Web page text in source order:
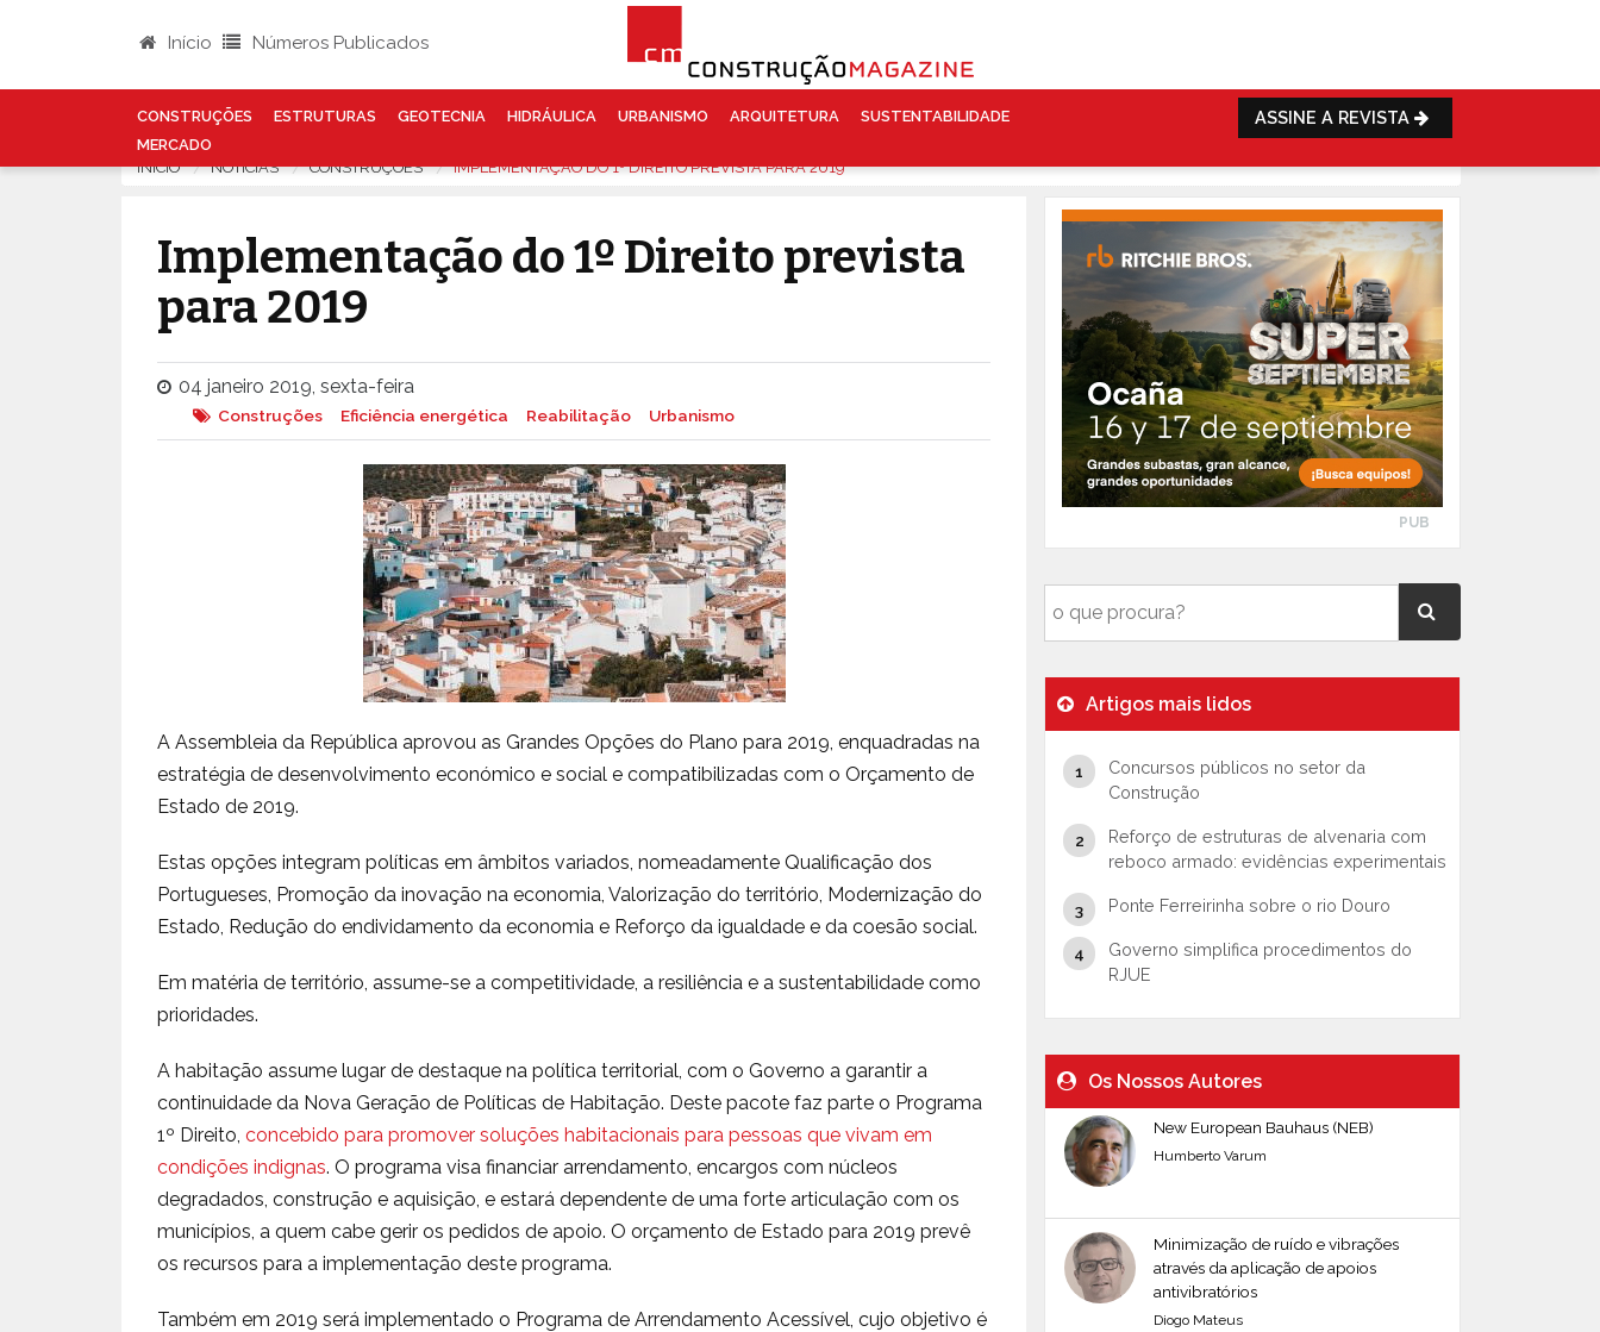
Início Números Publicados
CONSTRUÇÕES ESTRUTURAS GEOTECNIA HIDRÁULICA URBANISMO ARQUITETURA
SUSTENTABILIDADE
MERCADO
ASSINE A REVISTA
INÍCIO NOTÍCIAS CONSTRUÇÕES IMPLEMENTAÇÃO DO 1º DIREITO PREVISTA PARA 2019
Implementação do 1º Direito prevista
para 2019
04 janeiro 2019, sexta-feira
Construções Eficiência energética Reabilitação Urbanismo
A Assembleia da República aprovou as Grandes Opções do Plano para 2019, enquadradas na
estratégia de desenvolvimento económico e social e compatibilizadas com o Orçamento de
Estado de 2019.
Estas opções integram políticas em âmbitos variados, nomeadamente Qualificação dos
Portugueses, Promoção da inovação na economia, Valorização do território, Modernização do
Estado, Redução do endividamento da economia e Reforço da igualdade e da coesão social.
Em matéria de território, assume-se a competitividade, a resiliência e a sustentabilidade como
prioridades.
A habitação assume lugar de destaque na política territorial, com o Governo a garantir a
continuidade da Nova Geração de Políticas de Habitação. Deste pacote faz parte o Programa
1º Direito, concebido para promover soluções habitacionais para pessoas que vivam em
condições indignas. O programa visa financiar arrendamento, encargos com núcleos
degradados, construção e aquisição, e estará dependente de uma forte articulação com os
municípios, a quem cabe gerir os pedidos de apoio. O orçamento de Estado para 2019 prevê
os recursos para a implementação deste programa.
Também em 2019 será implementado o Programa de Arrendamento Acessível, cujo objetivo é
PUB
Artigos mais lidos
Concursos públicos no setor da
Construção
Reforço de estruturas de alvenaria com
reboco armado: evidências experimentais
Ponte Ferreirinha sobre o rio Douro
Governo simplifica procedimentos do
RJUE
Os Nossos Autores
New European Bauhaus (NEB)
Humberto Varum
Minimização de ruído e vibrações
através da aplicação de apoios
antivibratórios
Diogo Mateus